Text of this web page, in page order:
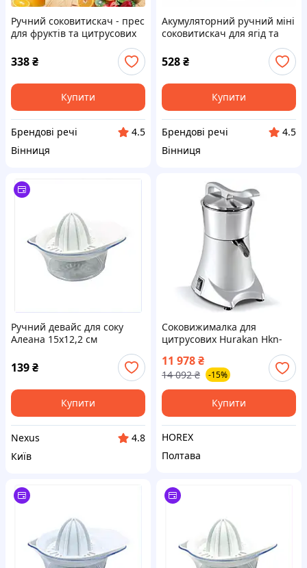
Ручний соковитискач - прес
для фруктів та цитрусових
Hand Juicer металевий із
затискачем
338₴
Купити
Брендові речі
4.5
Вінниця
Акумуляторний ручний міні
соковитискач для ягід та
компактний соковитискач
528₴
Купити
Брендові речі
4.5
Вінниця
Ручний девайс для соку
Алеана 15х12,2 см
139₴
Купити
Nexus
4.8
Київ
Соковижималка для
цитрусових Hurakan Hkn-
11 978₴
14 092 ₴ -15%
Купити
HOREX
Полтава